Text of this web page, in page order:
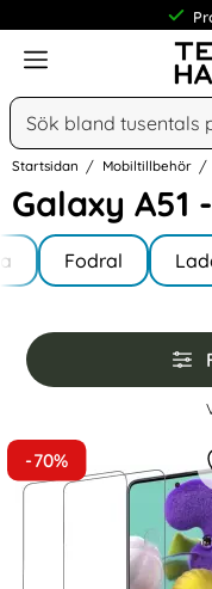
Meny
Sök
Startsidan Mobiltillbehör
Galaxy A51
Hoppa
till
produkter
A51 Fodral
Hoppa
över
filtersektionen
Filtrera &
produktlista
-70%